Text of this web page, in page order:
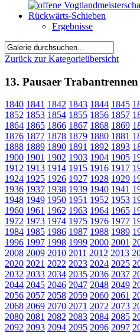
Ergebnisse
Zurück zur Kategorieübersicht
13. Pausaer
1840 1841 1842 1843 1844 1845
1852 1853 1854 1855 1856 1857
1864 1865 1866 1867 1868 1869
1876 1877 1878 1879 1880 1881
1888 1889 1890 1891 1892 1893
1900 1901 1902 1903 1904 1905
1912 1913 1914 1915 1916 1917
1924 1925 1926 1927 1928 1929
1936 1937 1938 1939 1940 1941
1948 1949 1950 1951 1952 1953
1960 1961 1962 1963 1964 1965
1972 1973 1974 1975 1976 1977
1984 1985 1986 1987 1988 1989
1996 1997 1998 1999 2000 2001
2008 2009 2010 2011 2012 2013
2020 2021 2022 2023 2024 2025
2032 2033 2034 2035 2036 2037
2044 2045 2046 2047 2048 2049
2056 2057 2058 2059 2060 2061
2068 2069 2070 2071 2072 2073
2080 2081 2082 2083 2084 2085
2092 2093 2094 2095 2096 2097